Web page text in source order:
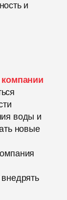
и
компании
воды и
новые